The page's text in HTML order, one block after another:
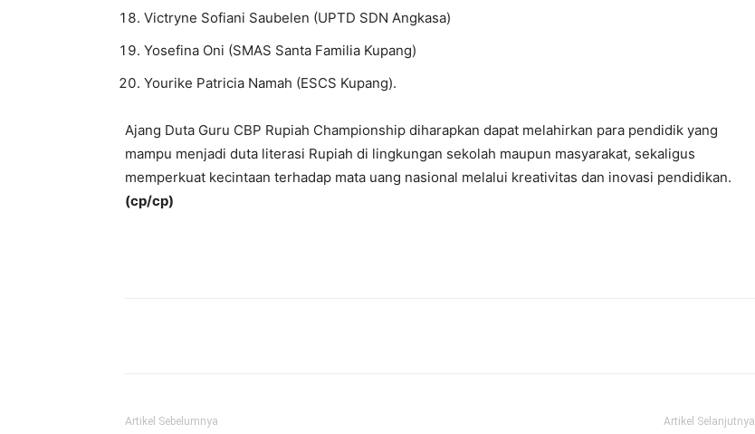
Victryne Sofiani Saubelen (UPTD SDN Angkasa)
Yosefina Oni (SMAS Santa Familia Kupang)
Yourike Patricia Namah (ESCS Kupang).
Ajang Duta Guru CBP Rupiah Championship diharapkan dapat melahirkan para pendidik yang
mampu menjadi duta literasi Rupiah di lingkungan sekolah maupun masyarakat, sekaligus
memperkuat kecintaan terhadap mata uang nasional melalui kreativitas dan inovasi pendidikan.
(cp/cp)
Artikel Sebelumnya Artikel Selanjutnya